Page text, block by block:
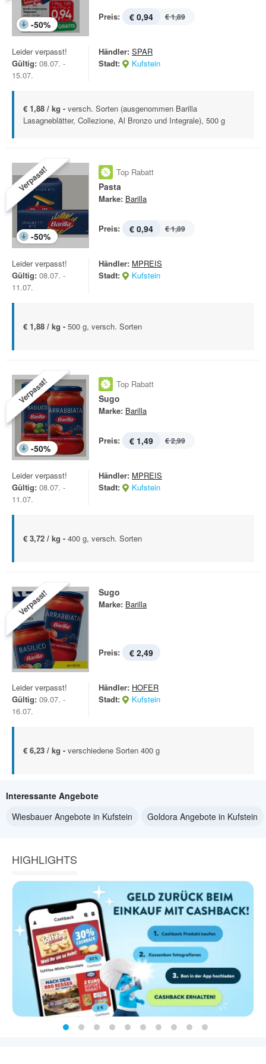
-50%
Preis: € 0,94 € 1,89
Leider verpasst!
Gültig: 08.07. -
15.07.
Händler: SPAR
Stadt:
Kufstein
€ 1,88 / kg - versch. Sorten (ausgenommen Barilla
Lasagneblätter, Collezione, Al Bronzo und Integrale), 500 g
Verpasst!
-50%
Top Rabatt
Pasta
Marke: Barilla
Preis: € 0,94 € 1,89
Leider verpasst!
Gültig: 08.07. -
11.07.
Händler: MPREIS
Stadt:
Kufstein
€ 1,88 / kg - 500 g, versch. Sorten
Verpasst!
-50%
Top Rabatt
Sugo
Marke: Barilla
Preis: € 1,49 € 2,99
Leider verpasst!
Gültig: 08.07. -
11.07.
Händler: MPREIS
Stadt:
Kufstein
€ 3,72 / kg - 400 g, versch. Sorten
Verpasst! Sugo
Marke: Barilla
Preis: € 2,49
Leider verpasst!
Gültig: 09.07. -
16.07.
Händler: HOFER
Stadt:
Kufstein
€ 6,23 / kg - verschiedene Sorten 400 g
Interessante Angebote
Wiesbauer Angebote in Kufstein
Goldora Angebote in Kufstein
HIGHLIGHTS